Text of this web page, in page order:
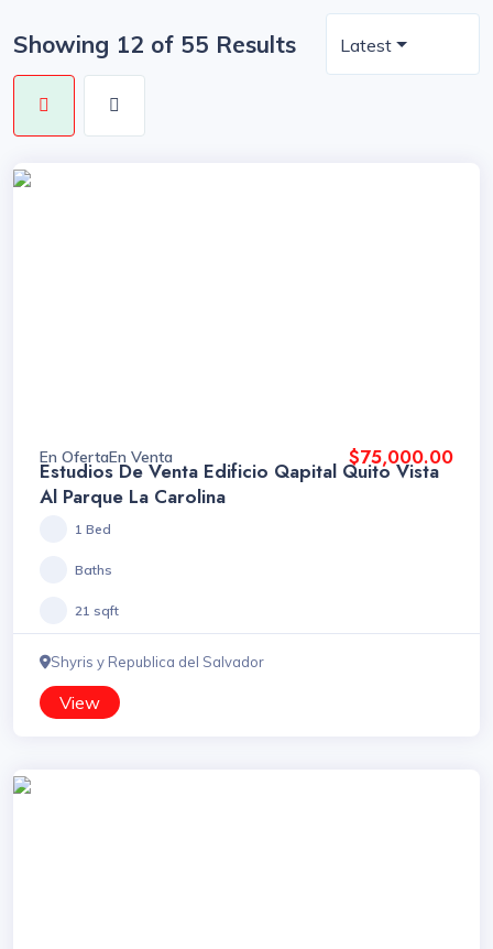
Showing 12 of 55 Results Latest
En OfertaEn Venta $75,000.00
Estudios De Venta Edificio Qapital Quito Vista
Al Parque La Carolina
1 Bed
Baths
21 sqft
Shyris y Republica del Salvador
View